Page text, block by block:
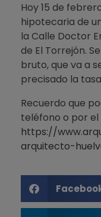
Hoy 15 de
hipotecaria de
la Calle Doctor
de El Torrejón.
bruto, que va a
precisado la
Recuerdo que
teléfono o por el
https://
arquitecto-